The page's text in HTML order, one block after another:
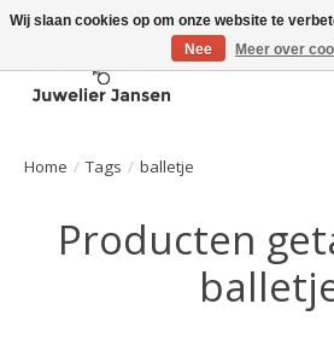
Home / Tags / balletje
Producten
Wij slaan cookies op om onze website te
Nee
Meer over